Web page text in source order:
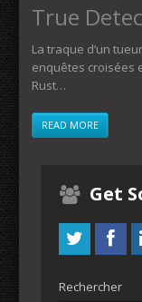
True
La traque d’un
enquêtes croisées
Rust…
READ MORE
Get
Rechercher